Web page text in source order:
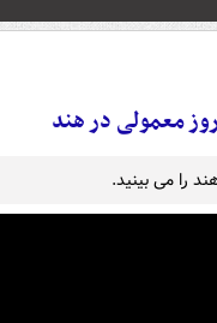
معمولی در هند
را می بینید.